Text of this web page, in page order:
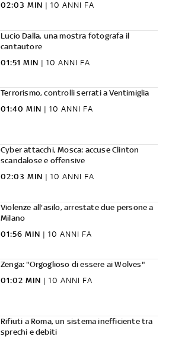
02:03 MIN | 10 ANNI FA
Lucio Dalla, una mostra fotografa il
cantautore
01:51 MIN | 10 ANNI FA
Terrorismo, controlli serrati a Ventimiglia
01:40 MIN | 10 ANNI FA
Cyber attacchi, Mosca: accuse Clinton
scandalose e offensive
02:03 MIN | 10 ANNI FA
Violenze all'asilo, arrestate due persone a
Milano
01:56 MIN | 10 ANNI FA
Zenga: "Orgoglioso di essere ai Wolves"
01:02 MIN | 10 ANNI FA
Rifiuti a Roma, un sistema inefficiente tra
sprechi e debiti